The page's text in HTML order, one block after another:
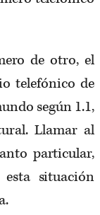
de otro, el
telefónico de
según 1.1,
Llamar al
particular,
situación